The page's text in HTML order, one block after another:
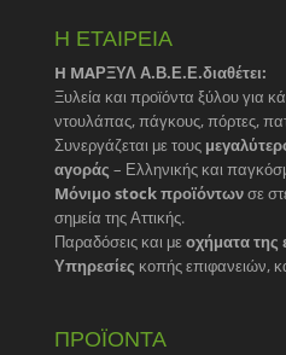
Η ΕΤΑΙΡΕΙΑ
H MAΡΞΥΛ Α.Β.Ε.Ε.διαθέτει:
Ξυλεία και προϊόντα ξύλου για
ντουλάπας, πάγκους, πόρτες,
Συνεργάζεται με τους
αγοράς – Ελληνικής και
Mόνιμο stock προϊόντωνσε
σημεία της Αττικής.
Παραδόσεις και μεοχήματα της
Υπηρεσίες κοπής επιφανειών,
ΠΡΟΪΟΝΤΑ